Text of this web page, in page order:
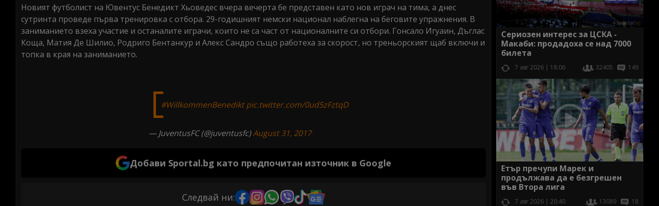
Новият футболист на Ювентус Бенедикт Хьоведес вчера вечерта бе представен като нов играч на тима, а днес
сутринта проведе първа тренировка с отбора. 29-годишният немски национал наблегна на беговите упражнения. В
заниманието взеха участие и останалите играчи, които не са част от националните си отбори. Гонсало Игуаин, Дъглас
Коща, Матия Де Шилио, Родриго Бентанкур и Алекс Сандро също работеха за скорост, но треньорският щаб включи и
топка в края на заниманието.
#WillkommenBenedikt pic.twitter.com/0ud5zFztqD
— JuventusFC (@juventusfc)August 31, 2017
Добави Sportal.bg като предпочитан източник в Google
Следвай ни:
Сериозен интерес за ЦСКА -
Макаби: продадоха се над 7000
билета
7 авг 2026 | 18:06 32405 149
Етър пречупи Марек и
продължава да е безгрешен
във Втора лига
7 авг 2026 | 20:40 13089 18